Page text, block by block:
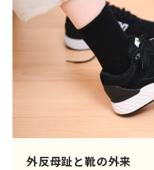
外反母趾と靴の外来